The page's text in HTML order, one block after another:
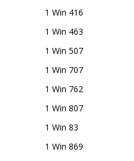
1 Win 416
1 Win 463
1 Win 507
1 Win 707
1 Win 762
1 Win 807
1 Win 83
1 Win 869